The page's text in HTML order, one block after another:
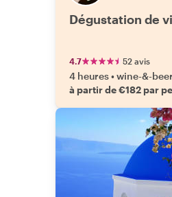
Dégustation de
4.7 52 avis
4 heures•wine-&-
à partir de €182 par